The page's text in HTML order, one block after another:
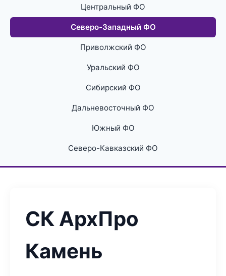
Центральный ФО
Северо-Западный ФО
Приволжский ФО
Уральский ФО
Сибирский ФО
Дальневосточный ФО
Южный ФО
Северо-Кавказский ФО
СК АрхПро
Камень